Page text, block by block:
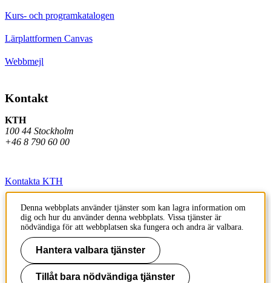
Kurs- och programkatalogen
Lärplattformen Canvas
Webbmejl
Kontakt
KTH
100 44 Stockholm
+46 8 790 60 00
Kontakta KTH
Jobba på KTH
Press och media
Faktura och betalning KTH
Om KTH:s webbplatser
Denna webbplats använder tjänster som kan lagra information om
dig och hur du använder denna webbplats. Vissa tjänster är
nödvändiga för att webbplatsen ska fungera och andra är valbara.
Hantera valbara tjänster
Tillåt bara nödvändiga tjänster